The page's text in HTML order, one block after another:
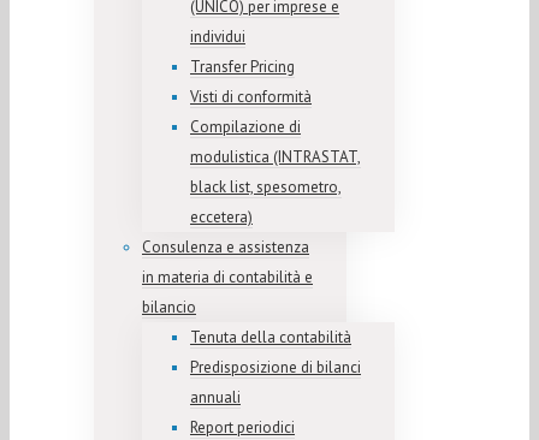
(UNICO) per imprese e
individui
Transfer Pricing
Visti di conformità
Compilazione di
modulistica (INTRASTAT,
black list, spesometro,
eccetera)
Consulenza e assistenza
in materia di contabilità e
bilancio
Tenuta della contabilità
Predisposizione di bilanci
annuali
Report periodici